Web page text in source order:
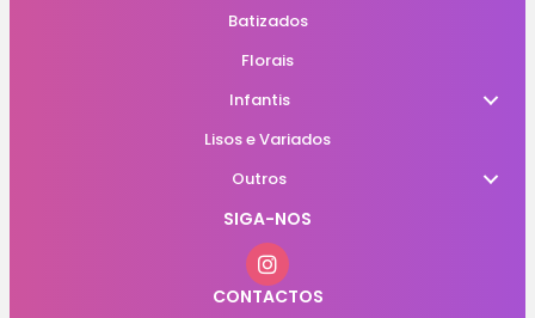
Batizados
Florais
Infantis
Lisos e Variados
Outros
SIGA-NOS
CONTACTOS